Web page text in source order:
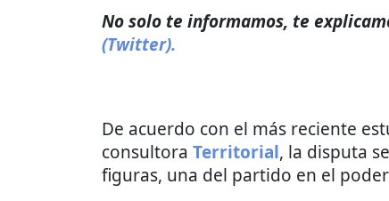
No solo te informamos, te
(Twitter).
De acuerdo con el más reciente
consultora Territorial, la disputa
figuras, una del partido en el